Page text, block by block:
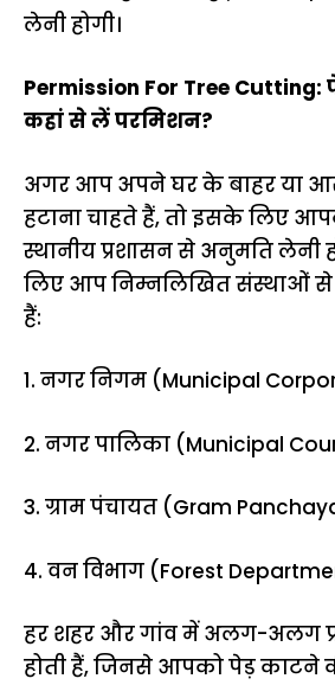
लेनी होगी।
Permission For Tree
कहां से लें परमिशन?
अगर आप अपने घर के बाहर या
हटाना चाहते हैं, तो इसके लिए
स्थानीय प्रशासन से अनुमति लेनी
लिए आप निम्नलिखित संस्थाओं
हैं:
1. नगर निगम (Municipal
2. नगर पालिका (Municipal
3. ग्राम पंचायत (Gram
4. वन विभाग (Forest
हर शहर और गांव में अलग-अलग
होती हैं, जिनसे आपको पेड़ काटने